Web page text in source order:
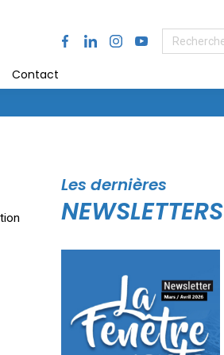
Contact
Facebook
LinkedInInstagram
Youtube
Les dernières
NEWSLETTERS